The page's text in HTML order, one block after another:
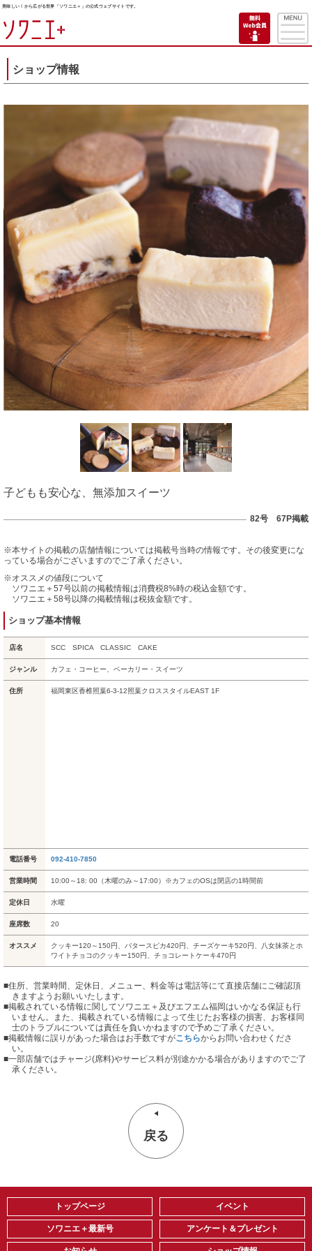
美味しい！から広がる世界「ソワニエ＋」の公式ウェブサイトです。
ショップ情報
子どもも安心な、無添加スイーツ
82号 67P掲載
※本サイトの掲載の店舗情報については掲載号当時の情報です。その後変更にな
っている場合がございますのでご了承ください。
※オススメの値段について
ソワニエ＋57号以前の掲載情報は消費税8%時の税込金額です。
ソワニエ＋58号以降の掲載情報は税抜金額です。
ショップ基本情報
店名 SCC SPICA CLASSIC CAKE
ジャンル カフェ・コーヒー、ベーカリー・スイーツ
住所 福岡東区香椎照葉6-3-12照葉クロススタイルEAST 1F
電話番号 092-410-7850
営業時間 10:00～18: 00（木曜のみ～17:00）※カフェのOSは閉店の1時間前
定休日 水曜
座席数 20
オススメ
クッキー120～150円、バタースピカ420円、チーズケーキ520円、八女抹茶とホ
ワイトチョコのクッキー150円、チョコレートケーキ470円
■住所、営業時間、定休日、メニュー、料金等は電話等にて直接店舗にご確認頂
きますようお願いいたします。
■掲載されている情報に関してソワニエ＋及びエフエム福岡はいかなる保証も行
いません。また、掲載されている情報によって生じたお客様の損害、お客様同
士のトラブルについては責任を負いかねますので予めご了承ください。
■掲載情報に誤りがあった場合はお手数ですがこちらからお問い合わせくださ
い。
■一部店舗ではチャージ(席料)やサービス料が別途かかる場合がありますのでご了
承ください。
戻る
トップページ
ソワニエ＋最新号
イベント
アンケート＆プレゼント